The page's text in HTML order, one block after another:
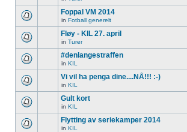
Foppal VM 2014
in Fotball generelt
Fløy - KIL 27. april
in Turer
#denlangestraffen
in KIL
Vi vil ha penga dine....NÅ!!! :-)
in KIL
Gult kort
in KIL
Flytting av seriekamper 2014
in KIL